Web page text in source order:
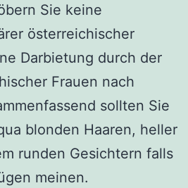
Sie keine
österreichischer
Darbietung durch der
Frauen nach
sollten Sie
blonden Haaren, heller
runden Gesichtern falls
meinen.